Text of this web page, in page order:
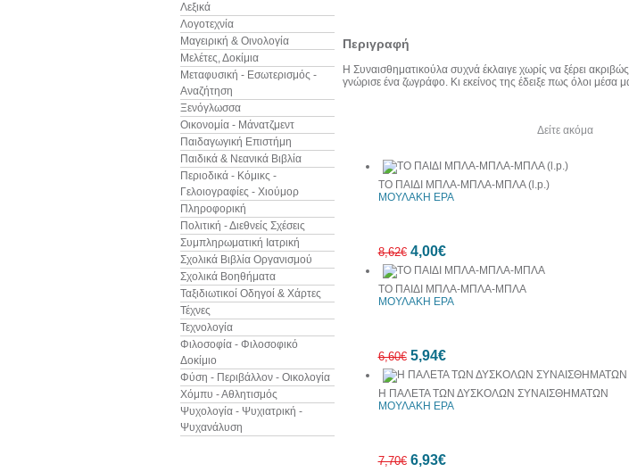
Λεξικά
Λογοτεχνία
Μαγειρική & Οινολογία
Μελέτες, Δοκίμια
Μεταφυσική - Εσωτερισμός -
Αναζήτηση
Ξενόγλωσσα
Οικονομία - Μάνατζμεντ
Παιδαγωγική Επιστήμη
Παιδικά & Νεανικά Βιβλία
Περιοδικά - Κόμικς -
Γελοιογραφίες - Χιούμορ
Πληροφορική
Πολιτική - Διεθνείς Σχέσεις
Συμπληρωματική Ιατρική
Σχολικά Βιβλία Οργανισμού
Σχολικά Βοηθήματα
Ταξιδιωτικοί Οδηγοί & Χάρτες
Τέχνες
Τεχνολογία
Φιλοσοφία - Φιλοσοφικό
Δοκίμιο
Φύση - Περιβάλλον - Οικολογία
Χόμπυ - Αθλητισμός
Ψυχολογία - Ψυχιατρική -
Ψυχανάλυση
Περιγραφή
Η Συναισθηματικούλα συχνά έκλαιγε χωρίς να ξέρει
γνώρισε ένα ζωγράφο. Κι εκείνος της έδειξε πως όλοι μέσα
Δείτε ακόμα
ΤΟ ΠΑΙΔΙ ΜΠΛΑ-ΜΠΛΑ-ΜΠΛΑ (l.p.)
ΜΟΥΛΑΚΗ ΕΡΑ
8,62€ 4,00€
ΤΟ ΠΑΙΔΙ ΜΠΛΑ-ΜΠΛΑ-ΜΠΛΑ
ΜΟΥΛΑΚΗ ΕΡΑ
6,60€ 5,94€
Η ΠΑΛΕΤΑ ΤΩΝ ΔΥΣΚΟΛΩΝ ΣΥΝΑΙΣΘΗΜΑΤΩΝ
ΜΟΥΛΑΚΗ ΕΡΑ
7,70€ 6,93€